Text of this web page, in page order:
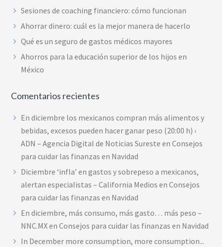
Sesiones de coaching financiero: cómo funcionan
Ahorrar dinero: cuál es la mejor manera de hacerlo
Qué es un seguro de gastos médicos mayores
Ahorros para la educación superior de los hijos en
México
Comentarios recientes
En diciembre los mexicanos compran más alimentos y
bebidas, excesos pueden hacer ganar peso (20:00 h) ‹
ADN – Agencia Digital de Noticias Sureste enConsejos
para cuidar las finanzas en Navidad
Diciembre ‘infla’ en gastos y sobrepeso a mexicanos,
alertan especialistas – California Medios enConsejos
para cuidar las finanzas en Navidad
En diciembre, más consumo, más gasto… más peso –
NNC.MXenConsejos para cuidar las finanzas en Navidad
In December more consumption, more consumption...